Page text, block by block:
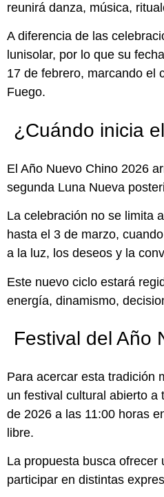
reunirá danza, música,
A diferencia de las
lunisolar, por lo que su
17 de febrero, marcando el
Fuego.
¿Cuándo inicia
El Año Nuevo Chino 2026
segunda Luna Nueva
La celebración no se limita
hasta el 3 de marzo,
a la luz, los deseos y la
Este nuevo ciclo estará
energía, dinamismo,
Festival del Año
Para acercar esta tradición
un festival cultural abierto
de 2026 a las 11:00 horas
libre.
La propuesta busca ofrecer
participar en distintas